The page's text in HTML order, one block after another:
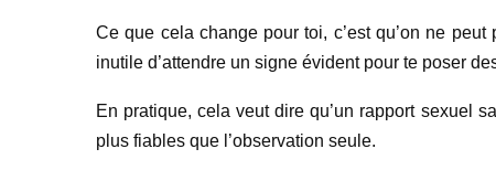
Ce que cela change pour toi, c’est qu’on ne
inutile d’attendre un signe évident pour te poser
En pratique, cela veut dire qu’un rapport sexuel
plus fiables que l’observation seule.